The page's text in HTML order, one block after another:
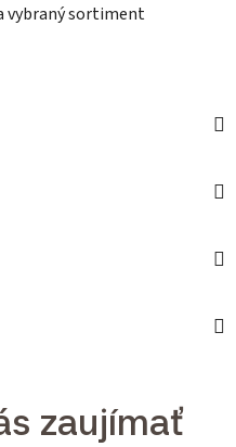
vybraný sortiment
zaujímať